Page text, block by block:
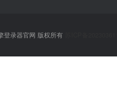
登录器官网 版权所有